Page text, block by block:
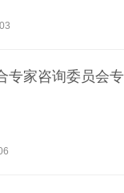
专家咨询委员会